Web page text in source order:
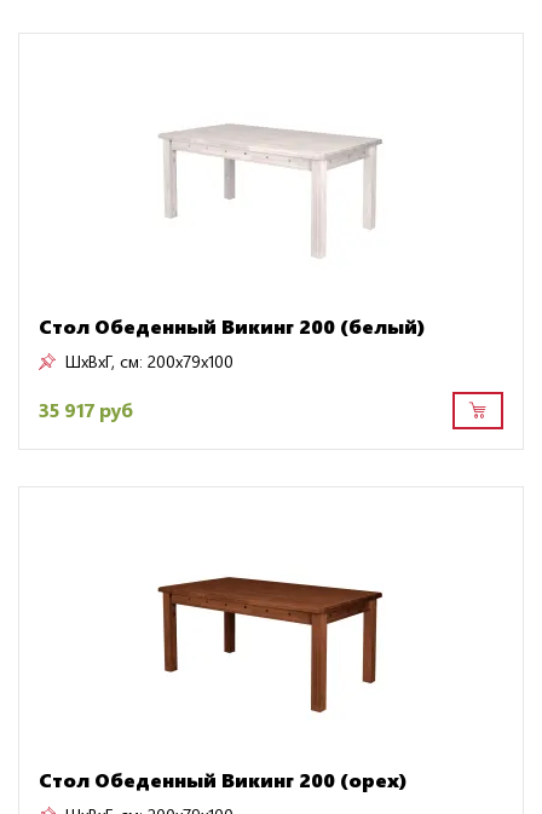
Стол Обеденный Викинг 200 (белый)
ШxВxГ, см: 200x79x100
35 917 руб
Стол Обеденный Викинг 200 (орех)